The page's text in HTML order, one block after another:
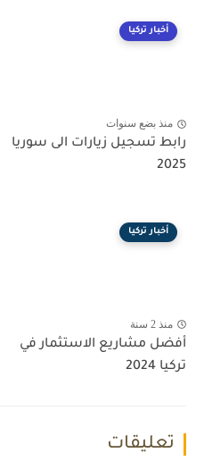
أخبار تركيا
منذ بضع سنوات
رابط تسجيل زيارات الى سوريا
2025
أخبار تركيا
منذ 2 سنة
أفضل مشاريع الاستثمار في
تركيا 2024
تعليقات